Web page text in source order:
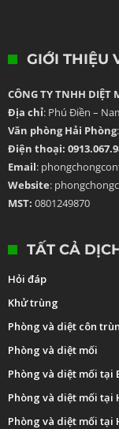
GIỚI THIỆU
CÔNG TY TNHH DIỆT
Địa chỉ: Phú Điền –
Văn phòng Hải Phòng
Điện thoại:
Email:
Website:
MST: 0801249870
TẤT CẢ
Hỏi đáp
Khử trùng
Phòng và diệt côn
Phòng và diệt mối
Phòng và diệt mối tại
Phòng và diệt mối tại
Phòng và diệt mối tại